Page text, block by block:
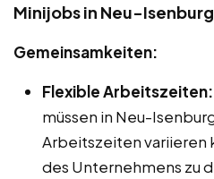
Minijobs in Neu-Isenburg
Gemeinsamkeiten:
Flexible Arbeitszeiten:
müssen in Neu-
Arbeitszeiten variieren
des Unternehmens zu